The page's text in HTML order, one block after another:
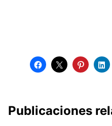
Publicaciones